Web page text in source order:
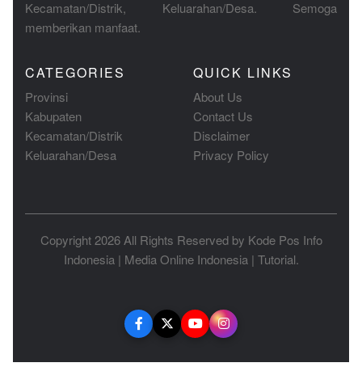
Kecamatan/Distrik, Keluarahan/Desa. Semoga
memberikan manfaat.
CATEGORIES
Provinsi
Kabupaten
Kecamatan/Distrik
Keluarahan/Desa
QUICK LINKS
About Us
Contact Us
Disclaimer
Privacy Policy
Copyright 2026 All Rights Reserved by Kode Pos Info
Indonesia| Media Online Indonesia| Tutorial.